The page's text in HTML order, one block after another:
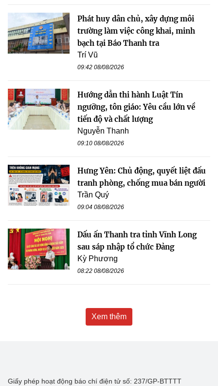
Phát huy dân chủ, xây dựng môi
trường làm việc công khai, minh
bạch tại Báo Thanh tra
Trí Vũ
09:42 08/08/2026
Hướng dẫn thi hành Luật Tín
ngưỡng, tôn giáo: Yêu cầu lớn về
tiến độ và chất lượng
Nguyễn Thanh
09:10 08/08/2026
Hưng Yên: Chủ động, quyết liệt đấu
tranh phòng, chống mua bán người
Trần Quý
09:04 08/08/2026
Dấu ấn Thanh tra tỉnh Vĩnh Long
sau sáp nhập tổ chức Đảng
Kỳ Phương
08:22 08/08/2026
Xem thêm
Giấy phép hoạt động báo chí điện tử số: 237/GP-BTTTT